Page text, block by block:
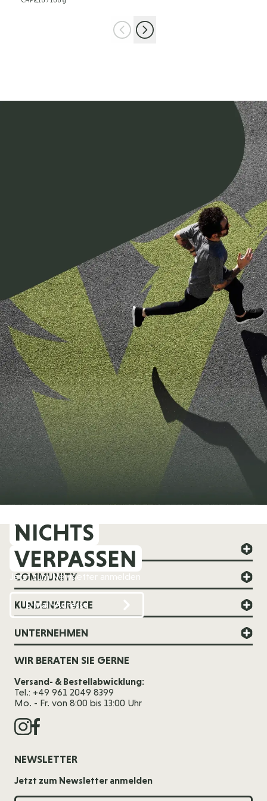
NICHTS
VERPASSEN
Jetzt zum Newsletter anmelden
FOREVER YOUNG
COMMUNITY
KUNDENSERVICE
UNTERNEHMEN
WIR BERATEN SIE GERNE
Versand- & Bestellabwicklung:
Tel.: +49 961 2049 8399
Mo. - Fr. von 8:00 bis 13:00 Uhr
NEWSLETTER
Jetzt zum Newsletter anmelden